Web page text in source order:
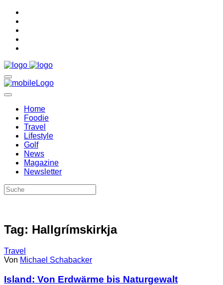
Home
Foodie
Travel
Lifestyle
Golf
News
Magazine
Newsletter
Tag: Hallgrímskirkja
Travel
Von Michael Schabacker
Island: Von Erdwärme bis Naturgewalt